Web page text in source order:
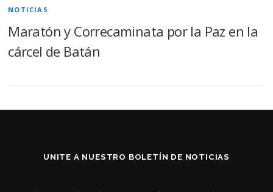
NOTICIAS
Maratón y Correcaminata por la Paz en la
cárcel de Batán
UNITE A NUESTRO BOLETÍN DE NOTICIAS